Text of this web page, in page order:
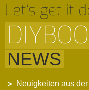
Let‘s get it
NEWS
Neuigkeiten aus